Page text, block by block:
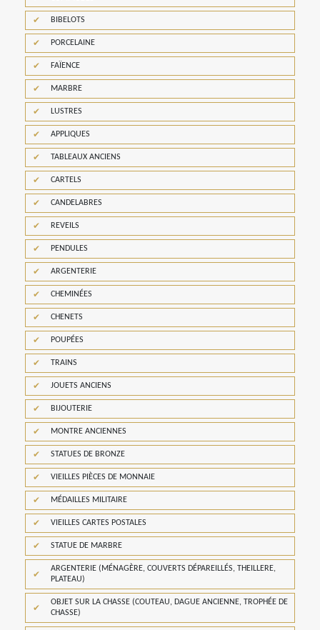
BIBELOTS
PORCELAINE
FAÏENCE
MARBRE
LUSTRES
APPLIQUES
TABLEAUX ANCIENS
CARTELS
CANDELABRES
REVEILS
PENDULES
ARGENTERIE
CHEMINÉES
CHENETS
POUPÉES
TRAINS
JOUETS ANCIENS
BIJOUTERIE
MONTRE ANCIENNES
STATUES DE BRONZE
VIEILLES PIÈCES DE MONNAIE
MÉDAILLES MILITAIRE
VIEILLES CARTES POSTALES
STATUE DE MARBRE
ARGENTERIE (MÉNAGÈRE, COUVERTS DÉPAREILLÉS, THEILLERE,
PLATEAU)
OBJET SUR LA CHASSE (COUTEAU, DAGUE ANCIENNE, TROPHÉE DE
CHASSE)